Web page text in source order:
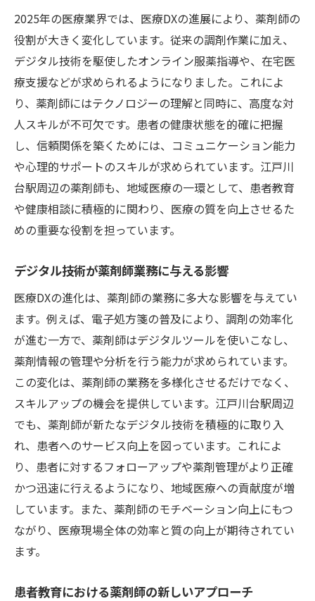
2025年の医療業界では、医療DXの進展により、薬剤師の
役割が大きく変化しています。従来の調剤作業に加え、
デジタル技術を駆使したオンライン服薬指導や、在宅医
療支援などが求められるようになりました。これによ
り、薬剤師にはテクノロジーの理解と同時に、高度な対
人スキルが不可欠です。患者の健康状態を的確に把握
し、信頼関係を築くためには、コミュニケーション能力
や心理的サポートのスキルが求められています。江戸川
台駅周辺の薬剤師も、地域医療の一環として、患者教育
や健康相談に積極的に関わり、医療の質を向上させるた
めの重要な役割を担っています。
デジタル技術が薬剤師業務に与える影響
医療DXの進化は、薬剤師の業務に多大な影響を与えてい
ます。例えば、電子処方箋の普及により、調剤の効率化
が進む一方で、薬剤師はデジタルツールを使いこなし、
薬剤情報の管理や分析を行う能力が求められています。
この変化は、薬剤師の業務を多様化させるだけでなく、
スキルアップの機会を提供しています。江戸川台駅周辺
でも、薬剤師が新たなデジタル技術を積極的に取り入
れ、患者へのサービス向上を図っています。これによ
り、患者に対するフォローアップや薬剤管理がより正確
かつ迅速に行えるようになり、地域医療への貢献度が増
しています。また、薬剤師のモチベーション向上にもつ
ながり、医療現場全体の効率と質の向上が期待されてい
ます。
患者教育における薬剤師の新しいアプローチ